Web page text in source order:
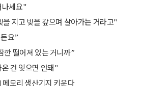
나세요"
지고 빚을 갚으며 살아가는 거라고"
요”
깐 떨어져 있는 거니까”
건 잊으면 안돼"
모리 생산기지 키운다